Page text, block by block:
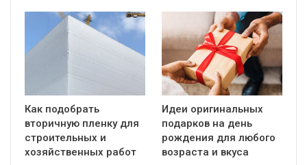
Как подобрать
вторичную пленку для
строительных и
хозяйственных работ
Идеи оригинальных
подарков на день
рождения для любого
возраста и вкуса